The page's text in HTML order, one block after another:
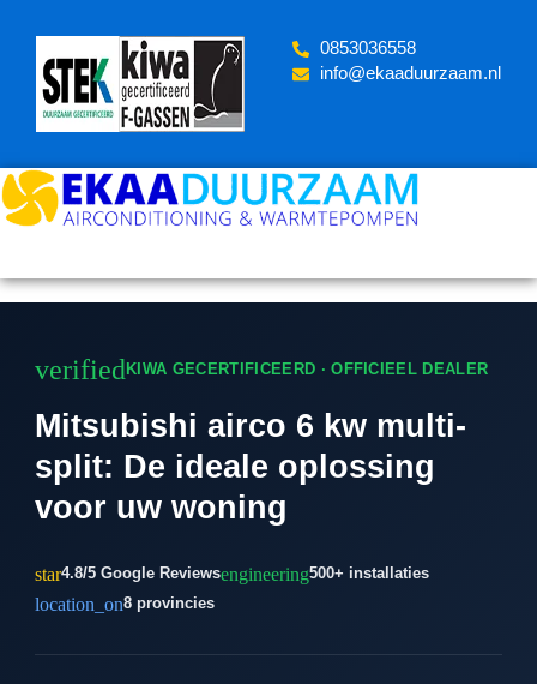
content
‪0853036558
info@ekaaduurzaam.nl
verified KIWA GECERTIFICEERD · OFFICIEEL DEALER
Mitsubishi airco 6 kw multi-
split: De ideale oplossing
voor uw woning
star4.8/5 Google Reviewsengineering500+ installaties
location_on8 provincies